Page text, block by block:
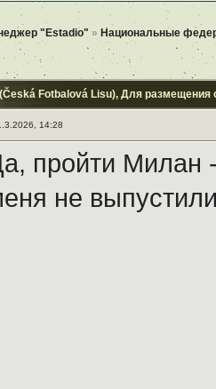
"Estadio" » Национальные
Fotbalová Lisu), Для размещения
14:28
пройти Милан
не